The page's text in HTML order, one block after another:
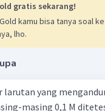
gratis sekarang!
kamu bisa tanya soal
lho.
larutan yang
masing 0,1 M